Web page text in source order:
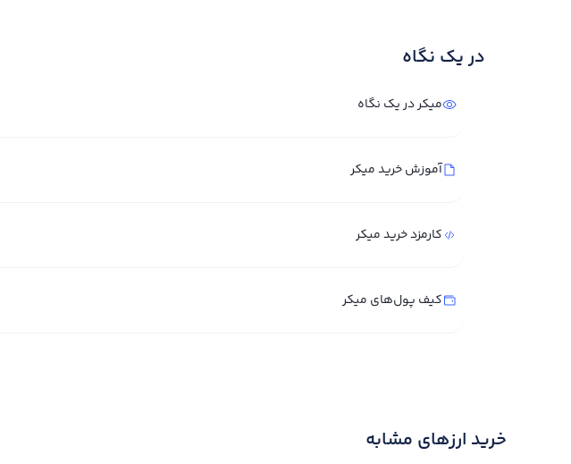
در یک نگاه
میکر در یک نگاه
آموزش خرید میکر
کارمزد خرید میکر
کیف پول‌های میکر
خرید ارزهای مشابه